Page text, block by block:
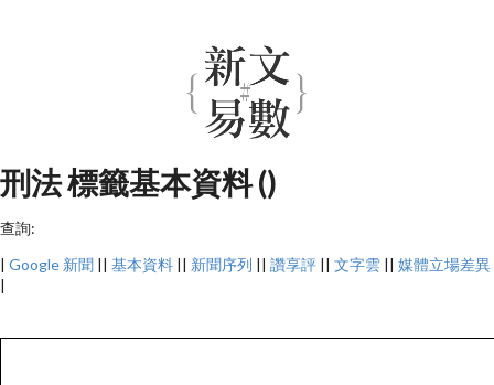
刑法 標籤基本資料 ()
查詢:
| Google 新聞 || 基本資料 || 新聞序列 || 讚享評 || 文字雲 || 媒體立場差異
|